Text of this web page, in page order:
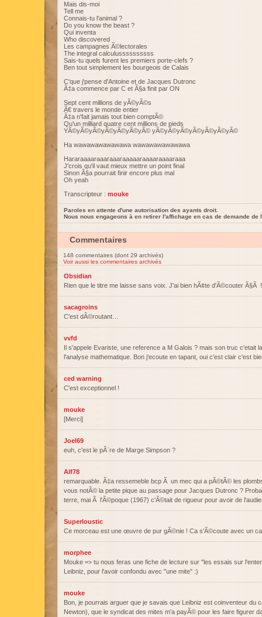
Mais dis-moi
Tell me
Connais-tu l'animal ?
Do you know the beast ?
Qui inventa
Who discovered
Les campagnes Ã©lectorales
The integral calculussssssssss
Sais-tu quels furent les premiers porte-clefs ?
Ben tout simplement les bourgeois de Calais
C'que j'pense d'Antoine et de Jacques Dutronc
Ã‡a commence par C et Ã§a finit par ON
Sept cent millions de yÃ©yÃ©s
Ã€ travers le monde entier
Ã‡a n'fait jamais tout bien comptÃ©
Qu'un milliard quatre cent millions de pieds
YÃ©yÃ©yÃ©yÃ©yÃ©yÃ©yÃ© yÃ©yÃ©yÃ©yÃ©yÃ©yÃ©yÃ©
Ha wawawawawawawa wawawawawawawa
Hararaaaaraaaraaaraaaaaraaaaraaaaraaa
J'crois qu'il vaut mieux mettre un point final
Sinon Ã§a pourrait finir encore plus mal
Oh yeah
Transcripteur : mouke
Paroles en attente d'une autorisation des ayants droit.
Nous nous engageons à en retirer l'affichage en cas de demande de
Commentaires
148 commentaires (dont 29 archivés)
Voir aussi les commentaires archivés
Obsidian
Rien que le titre me laisse sans voix. J'ai bien hÃ¢te d'Ã©couter Ã§Ã
sacagroins
C'est dÃ©routant…
vvfd
Il s'appele Evariste, une reference a M Galois ? mais son truc c'etait
l'analyse mathematique. Bon j'ecoute en tapant, oui c'est clair c'est
ced warning
C'est exceptionnel !
mouke
[Merci]
Joel69
euh, c'est le pÃ¨re de Marge Simpson ?
Alf78
remarquable. Ã‡a ressemeble bcp Ã un mec qui a pÃ©tÃ© les
vous notÃ© la petite pique au passage pour Jacques Dutronc ?
terre, mai Ã l'Ã©poque (1967) c'Ã©tait de rigueur pour avoir de
Superloustic
Ce morceau est une œuvre de pur gÃ©nie ! Ca s'Ã©coute avec un
morphee
Mouke => tu nous feras une fiche de lecture sur "les essais sur
Leibniz, pour l'avoir confondu avec "une mite" :)
mouke
Bon, je pourrais arguer que je savais que Leibniz est coinventeur du
Newton), que le syndicat des mites m'a payÃ© pour les faire figurer